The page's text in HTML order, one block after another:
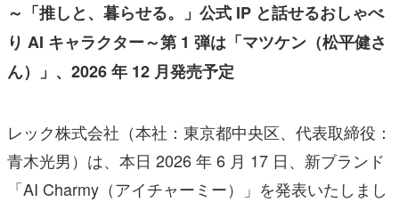
～「推しと、暮らせる。」公式 IP と話せるおしゃべ
り AI キャラクター～第 1 弾は「マツケン（松平健さ
ん）」、2026 年 12 月発売予定
レック株式会社（本社：東京都中央区、代表取締役：
青木光男）は、本日 2026 年 6 月 17 日、新ブランド
「AI Charmy（アイチャーミー）」を発表いたしまし